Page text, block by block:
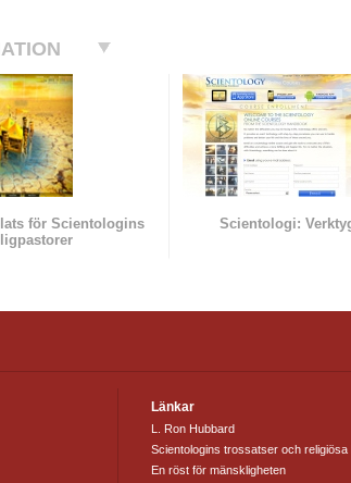
för Scientologins
Scientologi:
Länkar
L. Ron Hubbard
Scientologins trossatser och religiösa
En röst för mänskligheten